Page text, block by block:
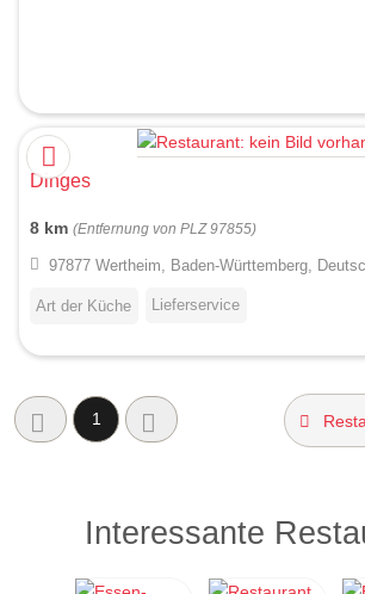
Dinges
8 km (Entfernung von PLZ 97855)
97877 Wertheim, Baden-Württemberg,
Art der Küche Lieferservice
1
Interessante